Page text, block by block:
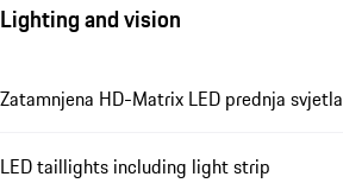
Lighting and vision
Zatamnjena HD-Matrix LED prednja svjetla
LED taillights including light strip